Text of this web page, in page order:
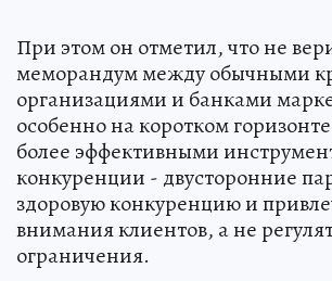
При этом он отметил, что не
меморандум между обычными
организациями и банками
особенно на коротком
более эффективными
конкуренции - двусторонние
здоровую конкуренцию и
внимания клиентов, а не
ограничения.